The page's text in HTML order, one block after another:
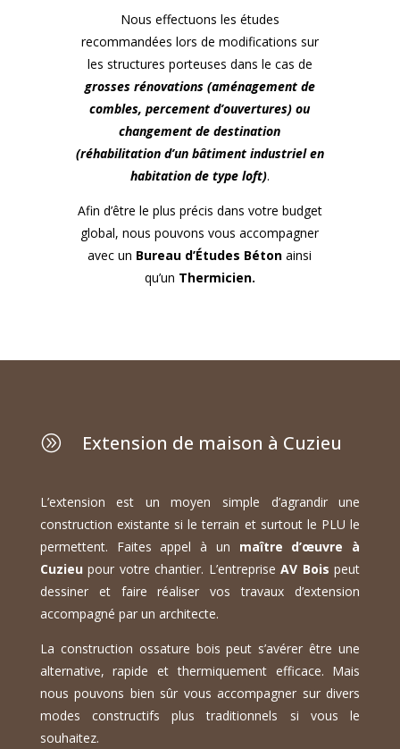
Nous effectuons les études
recommandées lors de modifications sur
les structures porteuses dans le cas de
grosses rénovations (aménagement de
combles, percement d’ouvertures) ou
changement de destination
(réhabilitation d’un bâtiment industriel en
habitation de type loft).
Afin d’être le plus précis dans votre budget
global, nous pouvons vous accompagner
avec un Bureau d’Études Béton ainsi
qu’un Thermicien.
A Extension de maison à Cuzieu
L’extension est un moyen simple d’agrandir une
construction existante si le terrain et surtout le PLU le
permettent. Faites appel à un maître d’œuvre à
Cuzieupour votre chantier. L’entrepriseAV Bois peut
dessiner et faire réaliser vos travaux d’extension
accompagné par un architecte.
La construction ossature bois peut s’avérer être une
alternative, rapide et thermiquement efficace. Mais
nous pouvons bien sûr vous accompagner sur divers
modes constructifs plus traditionnels si vous le
souhaitez.